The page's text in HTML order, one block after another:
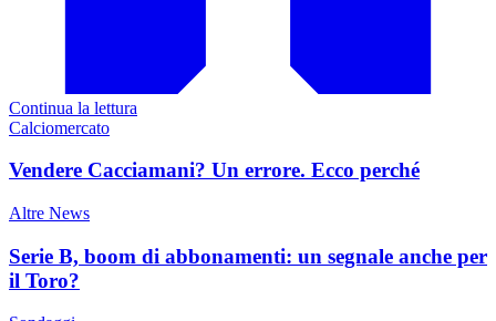
Continua la lettura
Calciomercato
Vendere Cacciamani? Un errore. Ecco perché
Altre News
Serie B, boom di abbonamenti: un segnale anche per
il Toro?